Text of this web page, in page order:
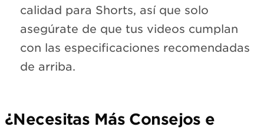
calidad para Shorts, así que solo
asegúrate de que tus videos cumplan
con las especificaciones recomendadas
de arriba.
¿Necesitas Más Consejos e